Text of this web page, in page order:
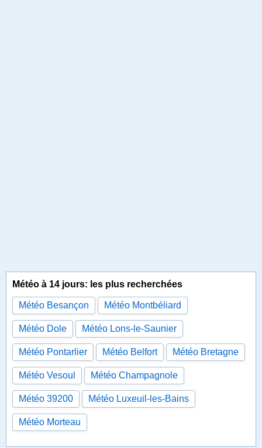
Météo à 14 jours: les plus recherchées
Météo Besançon Météo Montbéliard
Météo Dole Météo Lons-le-Saunier
Météo Pontarlier Météo Belfort Météo Bretagne
Météo Vesoul Météo Champagnole
Météo 39200 Météo Luxeuil-les-Bains
Météo Morteau